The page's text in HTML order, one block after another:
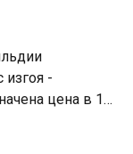
изгоя -
цена в 14